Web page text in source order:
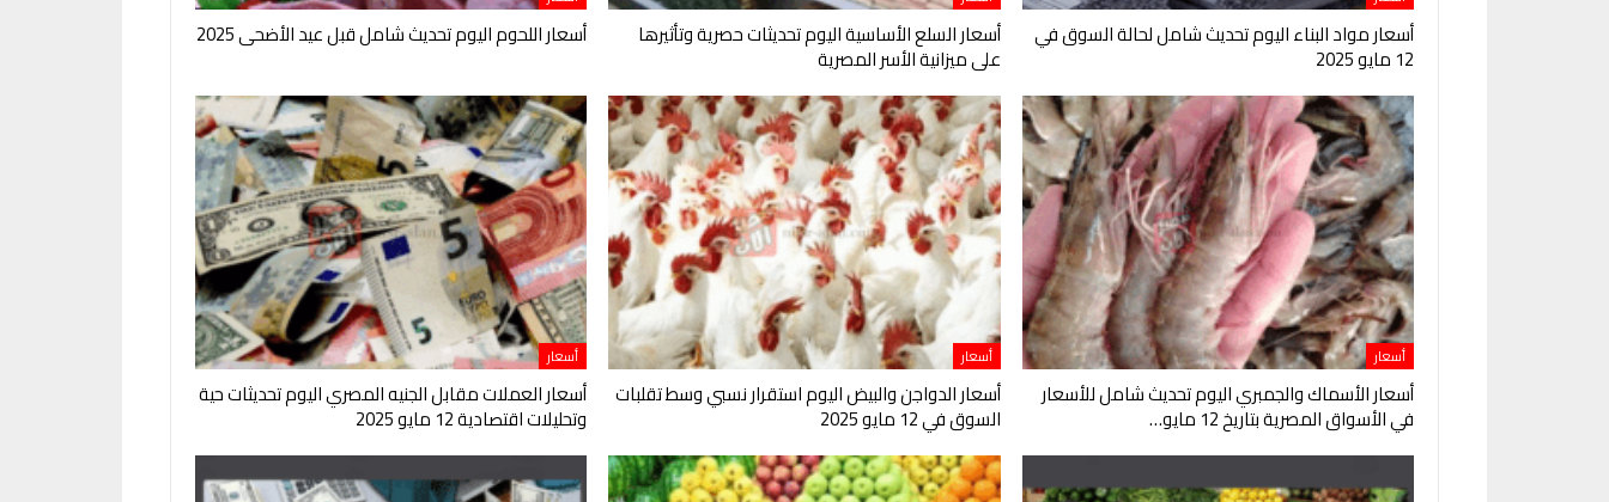
أسعار مواد البناء اليوم تحديث شامل لحالة السوق في
12 مايو 2025
أسعار السلع الأساسية اليوم تحديثات حصرية وتأثيرها
على ميزانية الأسر المصرية
أسعار اللحوم اليوم تحديث شامل قبل عيد الأضحى 2025
أسعار
أسعار الأسماك والجمبري اليوم تحديث شامل للأسعار
في الأسواق المصرية بتاريخ 12 مايو…
أسعار
أسعار الدواجن والبيض اليوم استقرار نسبي وسط تقلبات
السوق في 12 مايو 2025
أسعار
أسعار العملات مقابل الجنيه المصري اليوم تحديثات حية
وتحليلات اقتصادية 12 مايو 2025